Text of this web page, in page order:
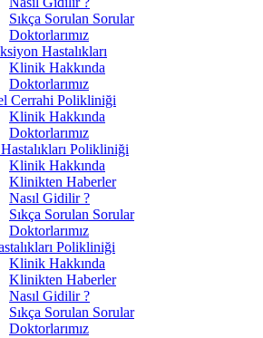
Sıkça Sorulan Sorular
Doktorlarımız
Hastalıkları
Klinik Hakkında
Doktorlarımız
Cerrahi Polikliniği
Klinik Hakkında
Doktorlarımız
Polikliniği
Klinik Hakkında
Klinikten Haberler
Nasıl Gidilir ?
Sıkça Sorulan Sorular
Doktorlarımız
Polikliniği
Klinik Hakkında
Klinikten Haberler
Nasıl Gidilir ?
Sıkça Sorulan Sorular
Doktorlarımız